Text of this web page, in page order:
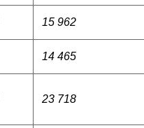
15 962
14 465
23 718